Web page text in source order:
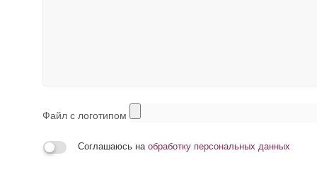
Файл с логотипом
Соглашаюсь на обработку персональных данных